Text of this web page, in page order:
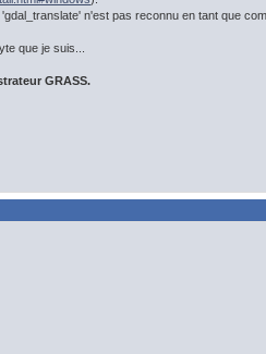
n'est pas reconnu en tant que
que je suis...
GRASS.